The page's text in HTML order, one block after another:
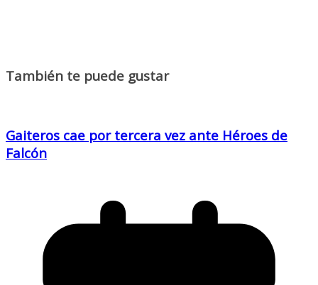
También te puede gustar
Gaiteros cae por tercera vez ante Héroes de
Falcón